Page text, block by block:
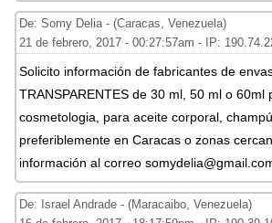
De: Somy Delia - (Caracas, Venezuela)
21 de febrero, 2017 - 00:27:57am - IP:
Solicito información de fabricantes de
TRANSPARENTES de 30 ml, 50 ml o 60ml
cosmetologia, para aceite corporal,
preferiblemente en Caracas o zonas
información al correo
De: Israel Andrade - (Maracaibo, Venezuela)